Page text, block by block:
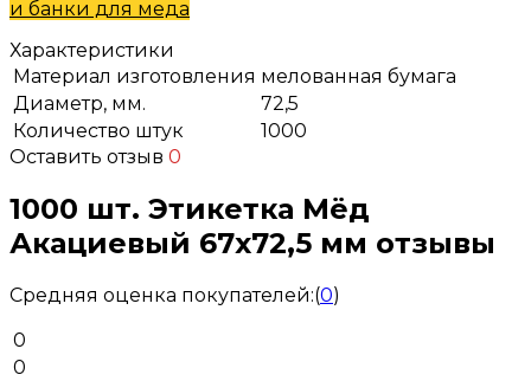
и банки для меда
Характеристики
Материал изготовления мелованная бумага
Диаметр, мм.
72,5
Количество штук
1000
Оставить отзыв 0
1000 шт. Этикетка Мёд
Акациевый 67x72,5 мм отзывы
Средняя оценка покупателей:(0)
0
0